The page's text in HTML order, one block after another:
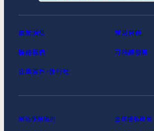
最新消息 常見問題
聯絡我們 可持續發展
企業客戶‧旅行社
網站使用規則 全球隱私政策